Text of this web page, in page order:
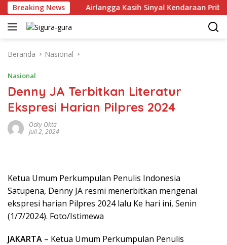
Langsung
ke
konten
Breaking News
2026 Airlangga Kasih Sinyal Kendaraan Pribadi
Beranda Nasional
Nasional
Denny JA Terbitkan Literatur
Ekspresi Harian Pilpres 2024
Ocky Okta
Juli 2, 2024
Ketua Umum Perkumpulan Penulis Indonesia
Satupena, Denny JA resmi menerbitkan mengenai
ekspresi harian Pilpres 2024 lalu Ke hari ini, Senin
(1/7/2024). Foto/Istimewa
JAKARTA – Ketua Umum Perkumpulan Penulis